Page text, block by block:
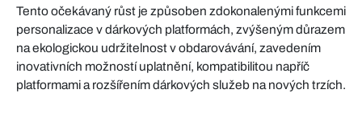
Tento očekávaný růst je způsoben zdokonalenými funkcemi
personalizace v dárkových platformách, zvýšeným důrazem
na ekologickou udržitelnost v obdarovávání, zavedením
inovativních možností uplatnění, kompatibilitou napříč
platformami a rozšířením dárkových služeb na nových trzích.